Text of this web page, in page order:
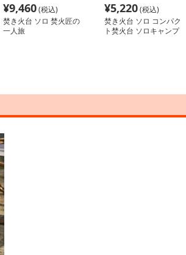
¥9,460(税込)
焚き火台 ソロ 焚火匠の
一人旅
¥5,220(税込)
焚き火台 ソロ コンパク
ト焚火台 ソロキャンプ